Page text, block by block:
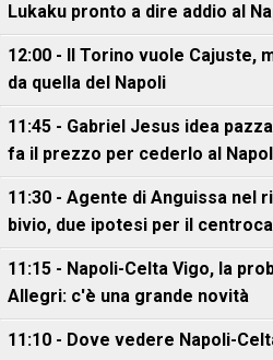
Lukaku pronto a dire addio al
12:00 - Il Torino vuole Cajuste,
da quella del Napoli
11:45 - Gabriel Jesus idea
fa il prezzo per cederlo al
11:30 - Agente di Anguissa nel
bivio, due ipotesi per il
11:15 - Napoli-Celta Vigo, la
Allegri: c'è una grande novità
11:10 - Dove vedere Napoli-